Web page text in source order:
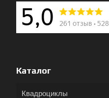
Каталог
Квадроциклы